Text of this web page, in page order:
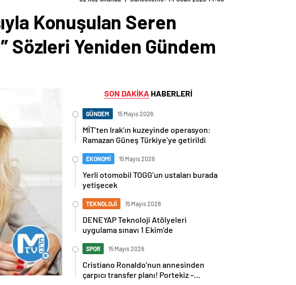
Konuşulan Seren
Sözleri Yeniden Gündem
SON DAKİKA HABERLERİ
GÜNDEM 15 Mayıs 2026
MİT’ten Irak’ın kuzeyinde operasyon:
Ramazan Güneş Türkiye’ye getirildi
EKONOMİ 15 Mayıs 2026
Yerli otomobil TOGG’un ustaları burada
yetişecek
TEKNOLOJİ 15 Mayıs 2026
DENEYAP Teknoloji Atölyeleri
uygulama sınavı 1 Ekim’de
SPOR 15 Mayıs 2026
Cristiano Ronaldo’nun annesinden
çarpıcı transfer planı! Portekiz –